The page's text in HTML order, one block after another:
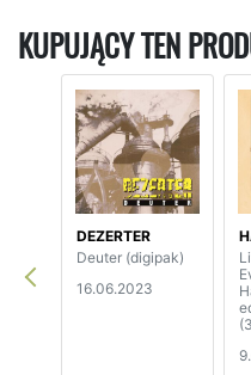
KUPUJĄCY TEN
DEZERTER
Deuter (digipak)
16.06.2023